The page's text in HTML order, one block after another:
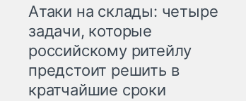
Атаки на склады: четыре
задачи, которые
российскому ритейлу
предстоит решить в
кратчайшие сроки